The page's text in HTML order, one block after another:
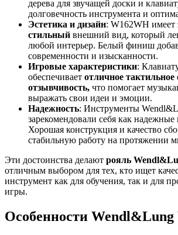
дерева для звучащей доски и
долговечность инструмента и
Эстетика и дизайн: W162WH имеет
стильный внешний вид, который
любой интерьер. Белый финиш
современности и изысканности.
Игровые характеристики:
обеспечивает отличное
отзывчивость, что помогает
выражать свои идеи и эмоции.
Надежность: Инструменты
зарекомендовали себя как
Хорошая конструкция и качество
стабильную работу на протяжении
Эти достоинства делают рояль
отличным выбором для тех, кто ищет
инструмент как для обучения, так и для
игры.
Особенности